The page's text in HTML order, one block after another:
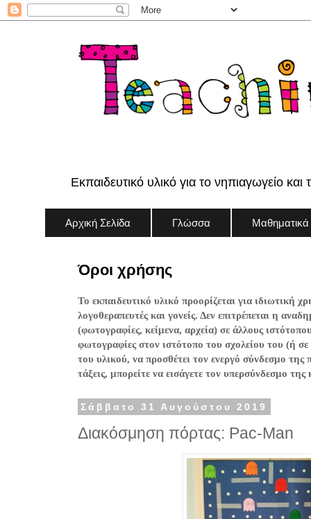
Εκπαιδευτικό υλικό για το νηπιαγωγείο και
Αρχική Σελίδα Γλώσσα Μαθηματικά
Όροι χρήσης
Το εκπαιδευτικό υλικό προορίζεται για ιδιωτική
λογοθεραπευτές και γονείς. Δεν επιτρέπεται η
(φωτογραφίες, κείμενα, αρχεία) σε άλλους
φωτογραφίες στον ιστότοπο του σχολείου του (ή
του υλικού, να προσθέτει τον ενεργό σύνδεσμο
τάξεις, μπορείτε να εισάγετε τον υπερσύνδεσμο
Σάββατο 31 Αυγούστου 2019
Διακόσμηση πόρτας: Pac-Man